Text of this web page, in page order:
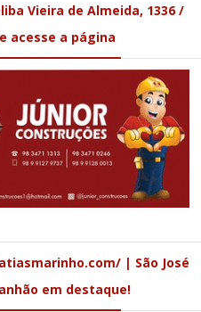
Vieira de Almeida, 1336 /
acesse a página
| São José
em destaque!